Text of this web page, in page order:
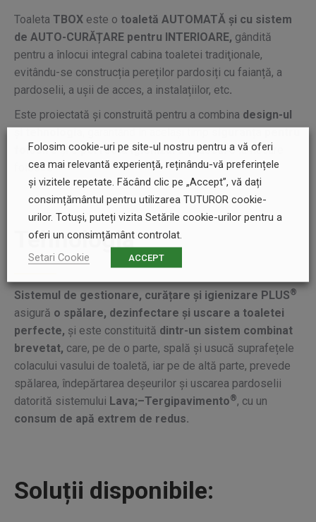
Toaleta TBOX este o toaletă AUTOMATĂ și cu sistem
de AUTO-CURĂȚARE pentru INTERIOARE, gândită
pentru a înlocui integral cabina toaletei tradiţionale,
evitându-se construcția pereților pardosiți cu faianță, a
pardoselii, a ușii de acces, a instalațiilor, etc.
Este proiectată și construită pentru a combina design-ul
folosireși operfectă igienizare și uscarela fiecare
folosire.
Tehnologia
Sistemul de gestionare, curățare și igienizare PLUS®
asigură o spălare, dezinfectare și uscare a toaletei
perfecte, și este constituită dintr-un sistem combinat
brevetat, care, pe de o parte, spală și usucă suprafețele
colacului vasului de toaletă, iar pe de altă parte, prevede
spălarea, îndepărtarea deșeurilor și uscarea pardoselii
datorită sistemului Lava;–Tergipavimento®, cu un
consum de apă extrem de redus.
Soluții disponibile:
Folosim cookie-uri pe site-ul nostru pentru a vă oferi
cea mai relevantă experiență, reținându-vă preferințele
și vizitele repetate. Făcând clic pe „Accept”, vă dați
consimțământul pentru utilizarea TUTUROR cookie-
urilor. Totuși, puteți vizita Setările cookie-urilor pentru a
oferi un consimțământ controlat.
Setari Cookie
ACCEPT